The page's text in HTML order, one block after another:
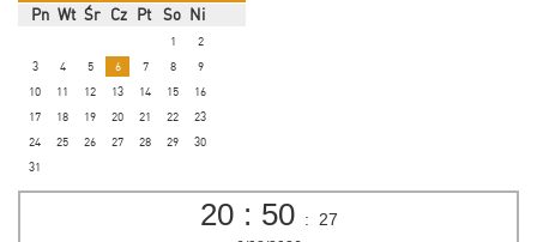
Pn Wt Śr Cz Pt So Ni
1
2
3
4 5 6 7 8
9
10
11 12 13 14 15
16
17
18 19 20 21 22
23
24
25 26 27 28 29
30
31
20 : 50 : 28